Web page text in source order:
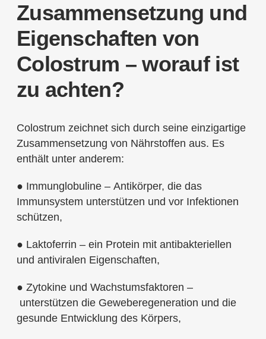
Zusammensetzung und
Eigenschaften von
Colostrum – worauf ist
zu achten?
Colostrum zeichnet sich durch seine einzigartige
Zusammensetzung von Nährstoffen aus. Es
enthält unter anderem:
● Immunglobuline – Antikörper, die das
Immunsystem unterstützen und vor Infektionen
schützen,
● Laktoferrin – ein Protein mit antibakteriellen
und antiviralen Eigenschaften,
● Zytokine und Wachstumsfaktoren –
unterstützen die Geweberegeneration und die
gesunde Entwicklung des Körpers,